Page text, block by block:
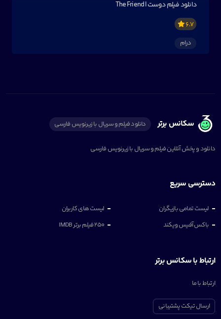
دانلود فیلم دوست | The Friend
6.7
درام
سکانس برتر دانلود فیلم و سریال با زیرنویس فارسی
دانلود و پخش آنلاین فیلم و سریال با زیرنویس فارسی
دسترسی سریع
لیست تمامی بازیگران
لیست های کاربران
باکس آفیس ویکند
250 فیلم برتر IMDB
ارتباط با سکانس برتر
ارتباط با ما
ارسال تیکت پشتیبانی